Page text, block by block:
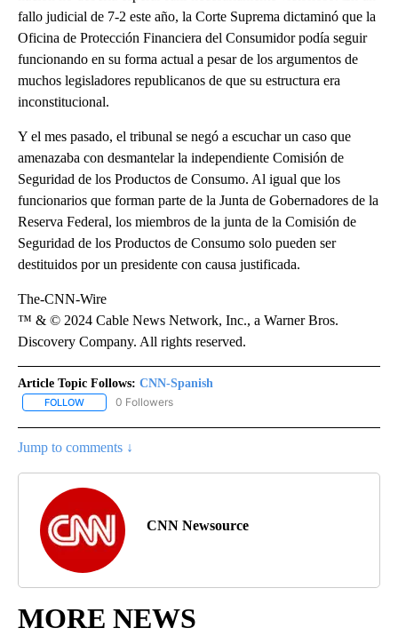
fallo judicial de 7-2 este año, la Corte Suprema dictaminó que la
Oficina de Protección Financiera del Consumidor podía seguir
funcionando en su forma actual a pesar de los argumentos de
muchos legisladores republicanos de que su estructura era
inconstitucional.
Y el mes pasado, el tribunal se negó a escuchar un caso que
amenazaba con desmantelar la independiente Comisión de
Seguridad de los Productos de Consumo. Al igual que los
funcionarios que forman parte de la Junta de Gobernadores de la
Reserva Federal, los miembros de la junta de la Comisión de
Seguridad de los Productos de Consumo solo pueden ser
destituidos por un presidente con causa justificada.
The-CNN-Wire
™ & © 2024 Cable News Network, Inc., a Warner Bros.
Discovery Company. All rights reserved.
Article Topic Follows: CNN-Spanish
FOLLOW FOLLOW "CNN-SPANISH" TO RECEIVE NOTIFICATIONS ABOUT
0 Followers
Jump to comments ↓
CNN Newsource
MORE NEWS